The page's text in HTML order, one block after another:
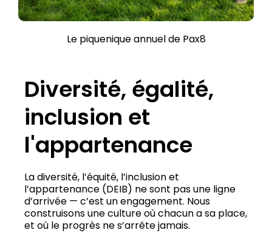
Le piquenique annuel de Pax8
Diversité, égalité,
inclusion et
l'appartenance
La diversité, l’équité, l’inclusion et
l’appartenance (DEIB) ne sont pas une ligne
d’arrivée — c’est un engagement. Nous
construisons une culture où chacun a sa place,
et où le progrès ne s’arrête jamais.